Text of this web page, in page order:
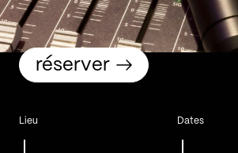
Lieu Dates
réserver